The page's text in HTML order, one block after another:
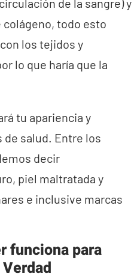
de la sangre) y
todo esto
los tejidos y
lo que haría que la
tu apariencia y
de salud. Entre los
decir
piel maltratada y
e inclusive marcas
funciona para